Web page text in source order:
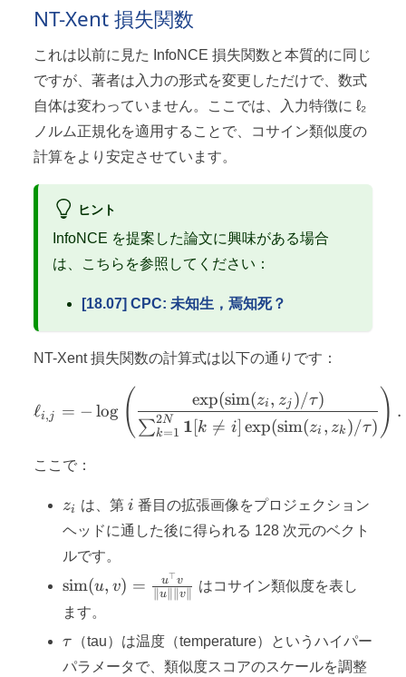
NT-Xent 損失関数
これは以前に見た InfoNCE 損失関数と本質的に同じ
ですが、著者は入力の形式を変更しただけで、数式
自体は変わっていません。ここでは、入力特徴に ℓ₂
ノルム正規化を適用することで、コサイン類似度の
計算をより安定させています。
ヒント
InfoNCE を提案した論文に興味がある場合
は、こちらを参照してください：
[18.07] CPC: 未知生，焉知死？
NT-Xent 損失関数の計算式は以下の通りです：
ℓ_{i,j} = - \log \left(
ℓi,j = − log ( ∑k=1
2N 1[k 
= i] exp(sim(zi , zk )/τ)
exp(sim(zi , zj )/τ) ) .
ここで：
zᵢ
zi は、第i
i 番目の拡張画像をプロジェクション
ヘッドに通した後に得られる 128 次元のベクト
ルです。
\text{sim}
(u, v) =
\frac{u^\top
v}
{\|u\|\|v\|}
sim(u, v) = u∥∥ v
u⊤v
はコサイン類似度を表し
ます。
τ
τ
（tau）は温度（temperature）というハイパー
パラメータで、類似度スコアのスケールを調整